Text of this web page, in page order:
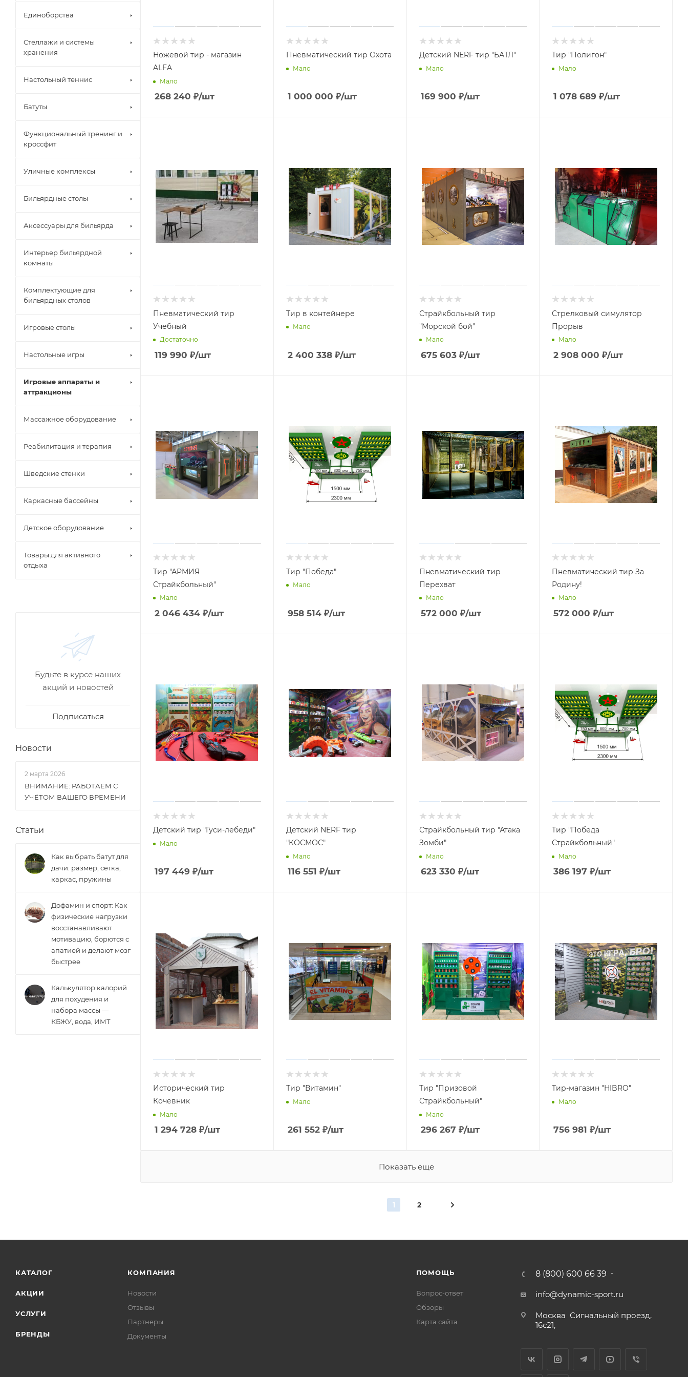
Ножевой тир - магазин
ALFA
Мало
268 240 ₽/шт
Пневматический тир Охота
Мало
1 000 000 ₽/шт
Детский NERF тир "БАТЛ"
Мало
169 900 ₽/шт
Тир "Полигон"
Мало
1 078 689 ₽/шт
Пневматический тир
Учебный
Достаточно
119 990 ₽/шт
Тир в контейнере
Мало
2 400 338₽/шт
Страйкбольный тир
"Морской бой"
Мало
675 603₽/шт
Стрелковый симулятор​
Прорыв
Мало
2 908 000 ₽/шт
Тир "АРМИЯ
Страйкбольный"
Мало
2 046 434 ₽/шт
Тир "Победа"
Мало
958 514₽/шт
Пневматический тир​
Перехват
Мало
572 000 ₽/шт
Пневматический тир За
Родину!
Мало
572 000 ₽/шт
Детский тир "Гуси-лебеди"
Мало
197 449 ₽/шт
Детский NERF тир
"КОСМОС"
Мало
116 551 ₽/шт
Страйкбольный тир "Атака
Зомби"
Мало
623 330 ₽/шт
Тир "Победа
Страйкбольный"
Мало
386 197 ₽/шт
Исторический тир
Кочевник
Мало
1 294 728 ₽/шт
Тир "Витамин"
Мало
261 552₽/шт
Тир "Призовой
Страйкбольный"
Мало
296 267 ₽/шт
Тир-магазин "HIBRO"
Мало
756 981 ₽/шт
Показать еще
1 2
Единоборства
Стеллажи и системы
хранения
Настольный теннис
Батуты
Функциональный тренинг и
кроссфит
Уличные комплексы
Бильярдные столы
Аксессуары для бильярда
Интерьер бильярдной
комнаты
Комплектующие для
бильярдных столов
Игровые столы
Настольные игры
Игровые аппараты и
аттракционы
Массажное оборудование
Реабилитация и терапия
Шведские стенки
Каркасные бассейны
Детское оборудование
Товары для активного
отдыха
Будьте в курсе наших
акций и новостей
Подписаться
Новости
2 марта 2026
ВНИМАНИЕ: РАБОТАЕМ С
УЧЁТОМ ВАШЕГО ВРЕМЕНИ
Статьи
Как выбрать батут для
дачи: размер, сетка,
каркас, пружины
Дофамин и спорт: Как
физические нагрузки
восстанавливают
мотивацию, борются с
апатией и делают мозг
быстрее
Калькулятор калорий
для похудения и
набора массы —
КБЖУ, вода, ИМТ
КАТАЛОГ
АКЦИИ
УСЛУГИ
БРЕНДЫ
КОМПАНИЯ
Новости
Отзывы
Партнеры
Документы
ПОМОЩЬ
Вопрос-ответ
Обзоры
Карта сайта
8 (800) 600 66 39
info@dynamic-sport.ru
Москва Сигнальный проезд,
16с21,